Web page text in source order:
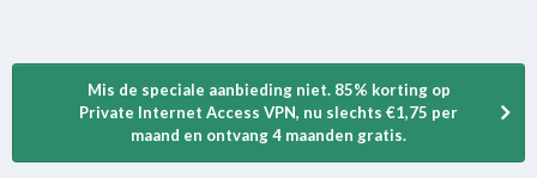
Mis de speciale aanbieding niet. 85% korting op
Private Internet Access VPN, nu slechts €1,75 per
maand en ontvang 4 maanden gratis.